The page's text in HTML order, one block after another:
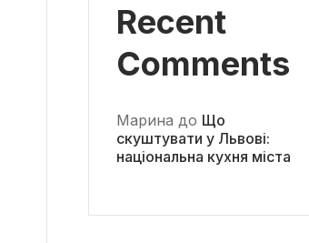
Recent
Comments
Марина до Що
скуштувати у Львові:
національна кухня міста